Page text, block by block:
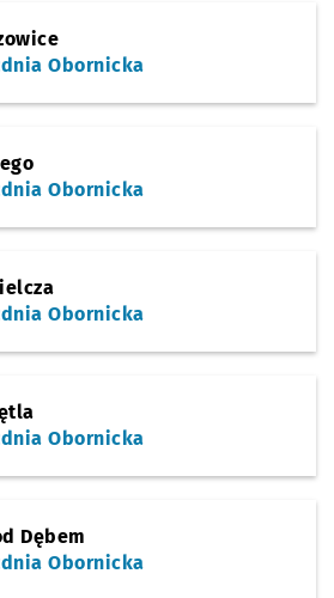
Obornicka
Obornicka
Obornicka
Obornicka
Dębem
Obornicka